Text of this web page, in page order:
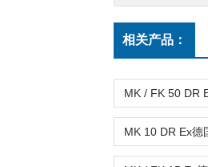
相关产品：